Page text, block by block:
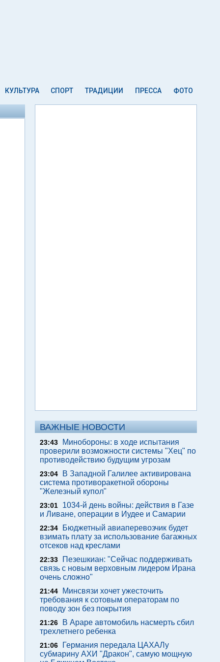
КУЛЬТУРА СПОРТ ТРАДИЦИИ ПРЕССА ФОТО
ВАЖНЫЕ НОВОСТИ
23:43
Минобороны: в ходе испытания
проверили возможности системы "Хец" по
противодействию будущим угрозам
23:04
В Западной Галилее активирована
система противоракетной обороны
"Железный купол"
23:01
1034-й день войны: действия в Газе
и Ливане, операции в Иудее и Самарии
22:34
Бюджетный авиаперевозчик будет
взимать плату за использование багажных
отсеков над креслами
22:33
Пезешкиан: "Сейчас поддерживать
связь с новым верховным лидером Ирана
очень сложно"
21:44
Минсвязи хочет ужесточить
требования к сотовым операторам по
поводу зон без покрытия
21:26
В Араре автомобиль насмерть сбил
трехлетнего ребенка
21:06
Германия передала ЦАХАЛу
субмарину АХИ "Дракон", самую мощную